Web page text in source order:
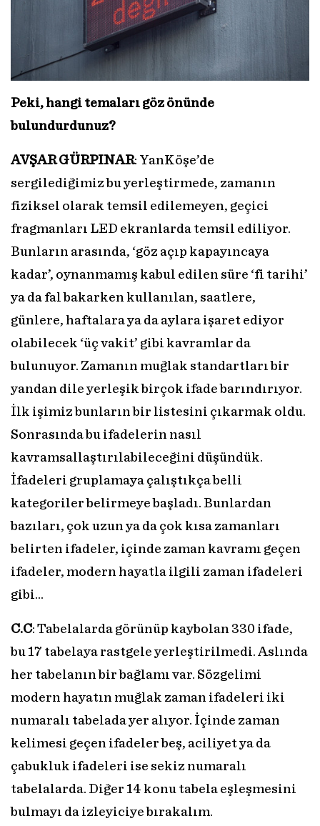
Peki, hangi temaları göz önünde
bulundurdunuz?
AVŞAR GÜRPINAR: YanKöşe’de
sergilediğimiz bu yerleştirmede, zamanın
fiziksel olarak temsil edilemeyen, geçici
fragmanları LED ekranlarda temsil ediliyor.
Bunların arasında, ‘göz açıp kapayıncaya
kadar’, oynanmamış kabul edilen süre ‘fi tarihi’
ya da fal bakarken kullanılan, saatlere,
günlere, haftalara ya da aylara işaret ediyor
olabilecek ‘üç vakit’ gibi kavramlar da
bulunuyor. Zamanın muğlak standartları bir
yandan dile yerleşik birçok ifade barındırıyor.
İlk işimiz bunların bir listesini çıkarmak oldu.
Sonrasında bu ifadelerin nasıl
kavramsallaştırılabileceğini düşündük.
İfadeleri gruplamaya çalıştıkça belli
kategoriler belirmeye başladı. Bunlardan
bazıları, çok uzun ya da çok kısa zamanları
belirten ifadeler, içinde zaman kavramı geçen
ifadeler, modern hayatla ilgili zaman ifadeleri
gibi…
C.C: Tabelalarda görünüp kaybolan 330 ifade,
bu 17 tabelaya rastgele yerleştirilmedi. Aslında
her tabelanın bir bağlamı var. Sözgelimi
modern hayatın muğlak zaman ifadeleri iki
numaralı tabelada yer alıyor. İçinde zaman
kelimesi geçen ifadeler beş, aciliyet ya da
çabukluk ifadeleri ise sekiz numaralı
tabelalarda. Diğer 14 konu tabela eşleşmesini
bulmayı da izleyiciye bırakalım.